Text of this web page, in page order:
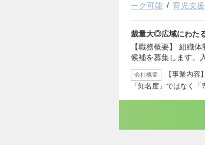
ーク可能
育児支
裁量大◎広域にわた
【職務概要】 組織
候補を募集します。
会社概要
【事業内
「知名度」ではなく